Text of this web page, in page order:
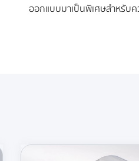
ออกแบบมาเป็นพิเศษสำหรับ